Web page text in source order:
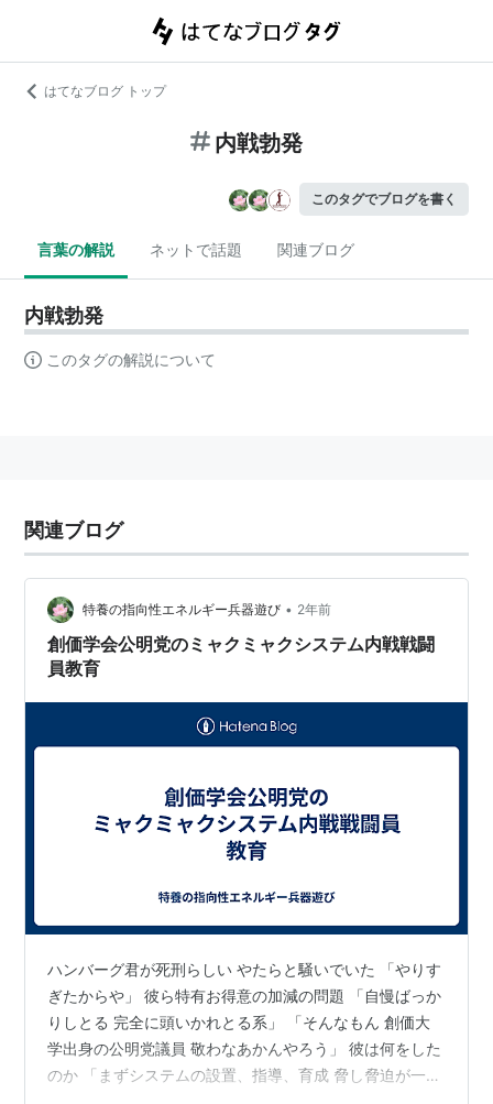
はてなブログ トップ
内戦勃発
このタグでブログを書く
言葉の解説 ネットで話題 関連ブログ
内戦勃発
このタグの解説について
関連ブログ
特養の指向性エネルギー兵器遊び • 2年前
創価学会公明党のミャクミャクシステム内戦戦闘
員教育
ハンバーグ君が死刑らしい やたらと騒いでいた 「やりす
ぎたからや」 彼ら特有お得意の加減の問題 「自慢ばっか
りしとる 完全に頭いかれとる系」 「そんなもん 創価大
学出身の公明党議員 敬わなあかんやろう」 彼は何をした
のか 「まずシステムの設置、指導、育成 脅し脅迫が一番